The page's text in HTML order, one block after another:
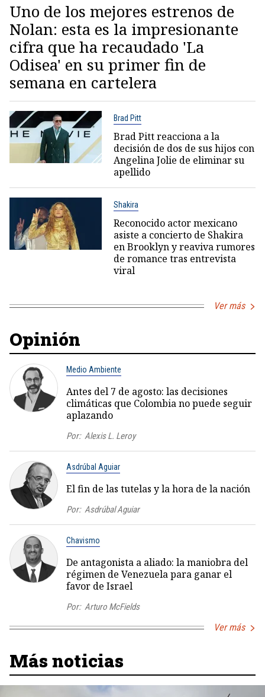
Uno de los mejores estrenos de
Nolan: esta es la impresionante
cifra que ha recaudado 'La
Odisea' en su primer fin de
semana en cartelera
Brad Pitt
Brad Pitt reacciona a la
decisión de dos de sus hijos con
Angelina Jolie de eliminar su
apellido
Shakira
Reconocido actor mexicano
asiste a concierto de Shakira
en Brooklyn y reaviva rumores
de romance tras entrevista
viral
Ver más
Opinión
Medio Ambiente
Antes del 7 de agosto: las decisiones
climáticas que Colombia no puede seguir
aplazando
Por: Alexis L. Leroy
Asdrúbal Aguiar
El fin de las tutelas y la hora de la nación
Por: Asdrúbal Aguiar
Chavismo
De antagonista a aliado: la maniobra del
régimen de Venezuela para ganar el
favor de Israel
Por: Arturo McFields
Ver más
Más noticias